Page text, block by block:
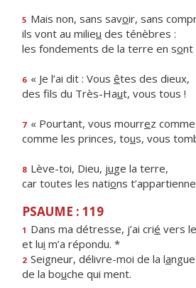
5 Mais non, sans savoir, sans
ils vont au milieu des ténèbres :
les fondements de la terre en sont
6 « Je l’ai dit : Vous êtes des dieux,
des fils du Très-Haut, vous tous !
7 « Pourtant, vous mourrez
comme les princes, tous, vous
8 Lève-toi, Dieu, juge la terre,
car toutes les nations
PSAUME : 119
1 Dans ma détresse, j’ai crié vers
et lui m’a répondu. *
2 Seigneur, délivre-moi de la la
de la bouche qui ment.